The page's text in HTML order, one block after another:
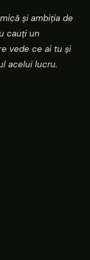
și ambiția de
cauți un
vede ce ai tu și
acelui lucru.